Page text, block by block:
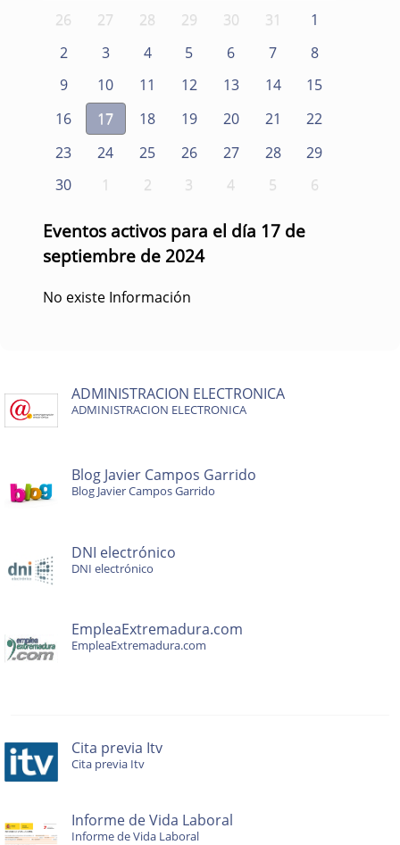
26 27 28 29 30 31
1
2
3 4 5 6 7
8
9
10 11 12 13 14
15
16
17 18 19 20 21
22
23
24 25 26 27 28
29
30
1 2 3 4 5 6
Eventos activos para el día 17 de
septiembre de 2024
No existe Información
ADMINISTRACION ELECTRONICA
ADMINISTRACION ELECTRONICA
Blog Javier Campos Garrido
Blog Javier Campos Garrido
DNI electrónico
DNI electrónico
EmpleaExtremadura.com
EmpleaExtremadura.com
Cita previa Itv
Cita previa Itv
Informe de Vida Laboral
Informe de Vida Laboral